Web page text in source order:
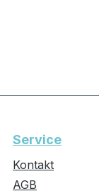
Service
Kontakt
AGB